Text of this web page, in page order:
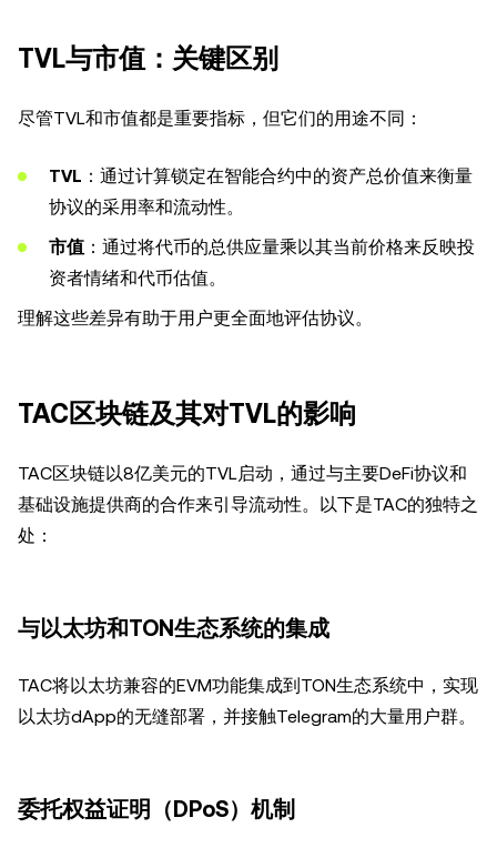
TVL与市值：关键区别
尽管TVL和市值都是重要指标，但它们的用途不同：
TVL ：通过计算锁定在智能合约中的资产总价值来衡量
协议的采用率和流动性。
市值 ：通过将代币的总供应量乘以其当前价格来反映投
资者情绪和代币估值。
理解这些差异有助于用户更全面地评估协议。
TAC区块链及其对TVL的影响
TAC区块链以8亿美元的TVL启动，通过与主要DeFi协议和
基础设施提供商的合作来引导流动性。以下是TAC的独特之
处：
与以太坊和TON生态系统的集成
TAC将以太坊兼容的EVM功能集成到TON生态系统中，实现
以太坊dApp的无缝部署，并接触Telegram的大量用户群。
委托权益证明（DPoS）机制